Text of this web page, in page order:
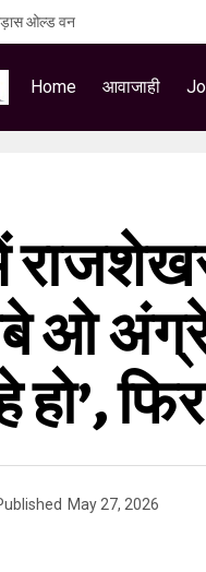
ओल्ड वन
Home आवाजाही
ओ
हो’,
May 27, 2026